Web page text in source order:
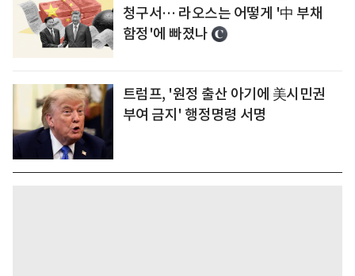
청구서… 라오스는 어떻게 '中 부채
함정'에 빠졌나
트럼프, '원정 출산 아기에 美시민권
부여 금지' 행정명령 서명